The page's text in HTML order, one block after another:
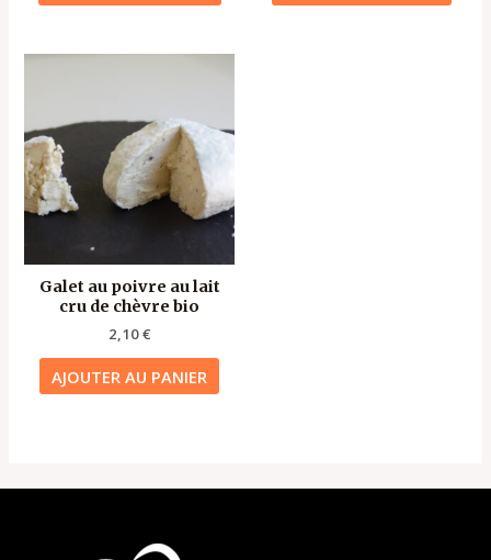
Galet au poivre au lait
cru de chèvre bio
2,10€
AJOUTER AU PANIER